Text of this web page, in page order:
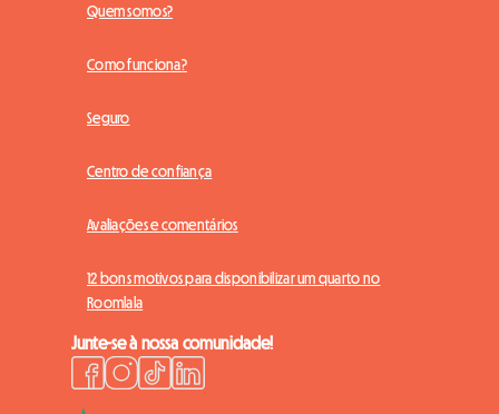
Quem somos?
Como funciona?
Seguro
Centro de confiança
Avaliações e comentários
12 bons motivos para disponibilizar um quarto no
Roomlala
Junte-se à nossa comunidade!